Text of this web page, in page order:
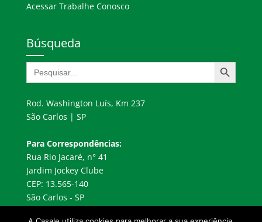
Acessar Trabalhe Conosco
Búsqueda
Buscar: Botón de búsqueda
Rod. Washington Luís, Km 237
São Carlos | SP
Para Correspondências:
Rua Rio Jacaré, n° 41
Jardim Jockey Clube
CEP: 13.565-140
São Carlos - SP